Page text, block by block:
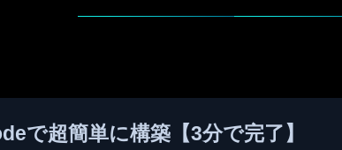
で超簡単に構築【3分で完了】